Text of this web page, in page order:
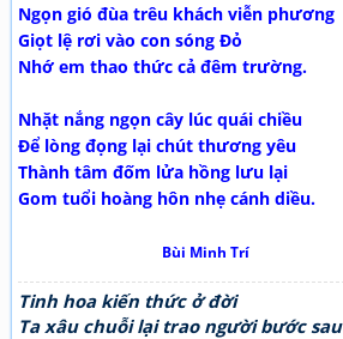
Ngọn gió đùa trêu khách viễn phương
Giọt lệ rơi vào con sóng Đỏ
Nhớ em thao thức cả đêm trường.
Nhặt nắng ngọn cây lúc quái chiều
Để lòng đọng lại chút thương yêu
Thành tâm đốm lửa hồng lưu lại
Gom tuổi hoàng hôn nhẹ cánh diều.
Bùi Minh Trí
Tinh hoa kiến thức ở đời
Ta xâu chuỗi lại trao người bước sau